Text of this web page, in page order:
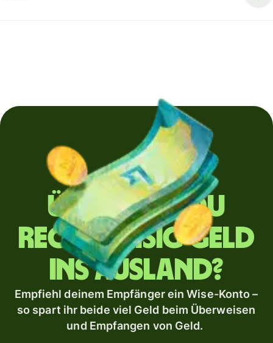
Überweist du
regelmäßig Geld
ins Ausland?
Empfiehl deinem Empfänger ein Wise-Konto –
so spart ihr beide viel Geld beim Überweisen
und Empfangen von Geld.